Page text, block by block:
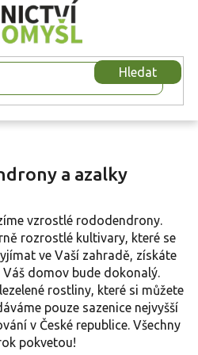
Hledat
a azalky
vzrostlé rododendrony.
rozrostlé kultivary, které se
ve Vaší zahradě, získáte
domov bude dokonalý.
rostliny, které si můžete
pouze sazenice nejvyšší
v České republice. Všechny
pokvetou!